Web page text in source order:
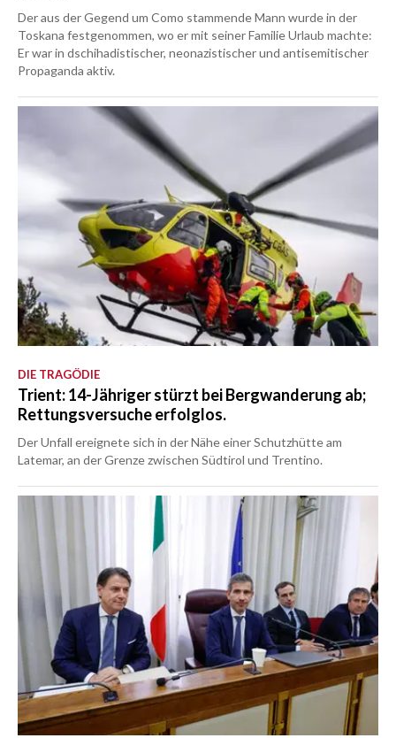
Der aus der Gegend um Como stammende Mann wurde in der
Toskana festgenommen, wo er mit seiner Familie Urlaub machte:
Er war in dschihadistischer, neonazistischer und antisemitischer
Propaganda aktiv.
DIE TRAGÖDIE
Trient: 14-Jähriger stürzt bei Bergwanderung ab;
Rettungsversuche erfolglos.
Der Unfall ereignete sich in der Nähe einer Schutzhütte am
Latemar, an der Grenze zwischen Südtirol und Trentino.